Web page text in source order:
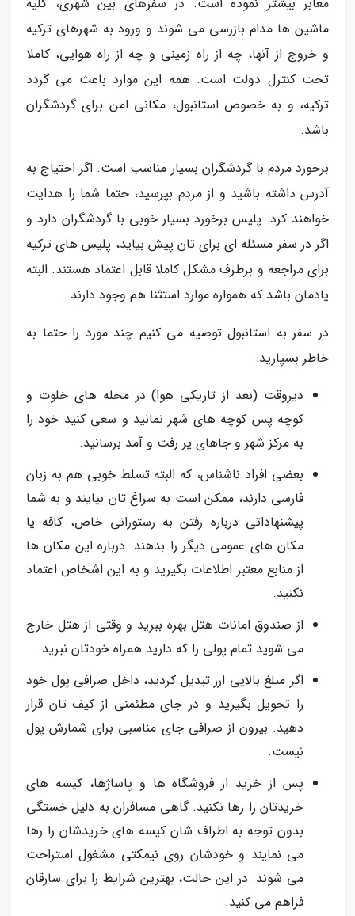
ماشین ها مدام بازرسی می شوند و ورود به شهرهای ترکیه
و خروج از آنها، چه از راه زمینی و چه از راه هوایی، کاملا
تحت کنترل دولت است. همه این موارد باعث می گردد
ترکیه، و به خصوص استانبول، مکانی امن برای گردشگران
باشد.
برخورد مردم با گردشگران بسیار مناسب است. اگر احتیاج به
آدرس داشته باشید و از مردم بپرسید، حتما شما را هدایت
خواهند کرد. پلیس برخورد بسیار خوبی با گردشگران دارد و
اگر در سفر مسئله ای برای تان پیش بیاید، پلیس های ترکیه
برای مراجعه و برطرف مشکل کاملا قابل اعتماد هستند. البته
یادمان باشد که همواره موارد استثنا هم وجود دارند.
در سفر به استانبول توصیه می کنیم چند مورد را حتما به
خاطر بسپارید:
دیروقت (بعد از تاریکی هوا) در محله های خلوت و
کوچه پس کوچه های شهر نمانید و سعی کنید خود را
به مرکز شهر و جاهای پر رفت و آمد برسانید.
بعضی افراد ناشناس، که البته تسلط خوبی هم به زبان
فارسی دارند، ممکن است به سراغ تان بیایند و به شما
پیشنهاداتی درباره رفتن به رستورانی خاص، کافه یا
مکان های عمومی دیگر را بدهند. درباره این مکان ها
از منابع معتبر اطلاعات بگیرید و به این اشخاص اعتماد
نکنید.
از صندوق امانات هتل بهره ببرید و وقتی از هتل خارج
می شوید تمام پولی را که دارید همراه خودتان نبرید.
اگر مبلغ بالایی ارز تبدیل کردید، داخل صرافی پول خود
را تحویل بگیرید و در جای مطئمنی از کیف تان قرار
دهید. بیرون از صرافی جای مناسبی برای شمارش پول
نیست.
پس از خرید از فروشگاه ها و پاساژها، کیسه های
خریدتان را رها نکنید. گاهی مسافران به دلیل خستگی
بدون توجه به اطراف شان کیسه های خریدشان را رها
می نمایند و خودشان روی نیمکتی مشغول استراحت
می شوند. در این حالت، بهترین شرایط را برای سارقان
فراهم می کنید.